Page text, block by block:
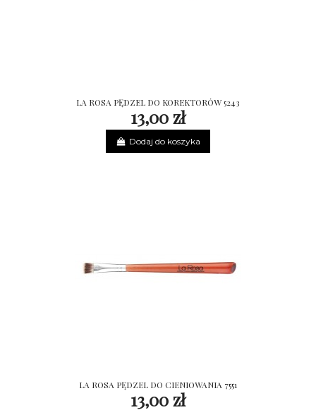
LA ROSA PĘDZEL DO KOREKTORÓW 5243
13,00 zł
Dodaj do koszyka
LA ROSA PĘDZEL DO CIENIOWANIA 7551
13,00 zł